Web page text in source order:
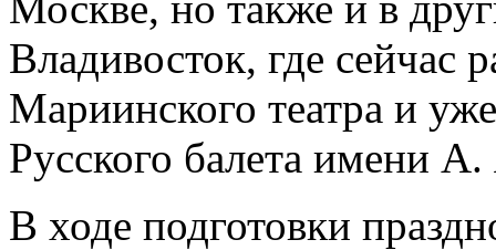
Владивосток, где сейчас
Мариинского театра и
Русского балета имени
В ходе подготовки